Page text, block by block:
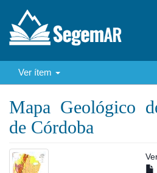
Ver ítem
Mapa Geológico
de Córdoba